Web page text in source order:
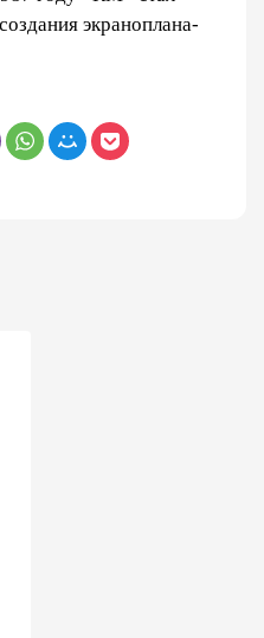
экраноплана-